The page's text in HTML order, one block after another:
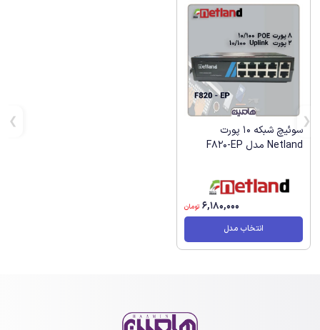
سوئیچ شبکه 10 پورت
Netland مدل F820-EP
6,180,000 تومان
انتخاب مدل